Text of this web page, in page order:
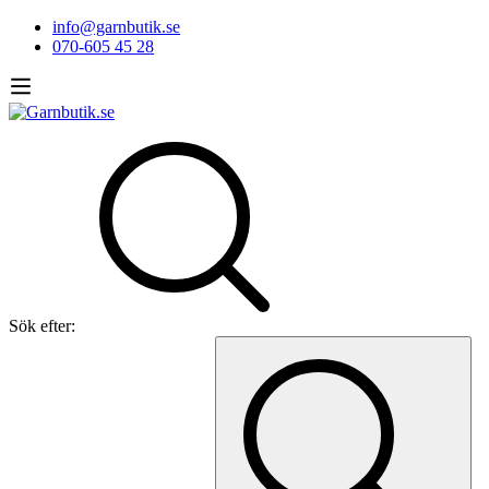
info@garnbutik.se
070-605 45 28
Sök efter: